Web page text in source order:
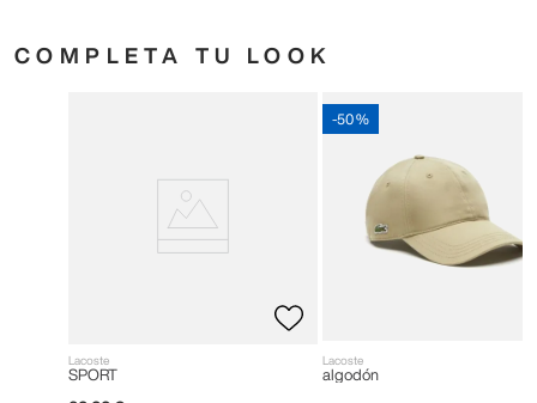
COMPLETA TU LOOK
Lacoste
SPORT
-50 %
Lacoste
algodón